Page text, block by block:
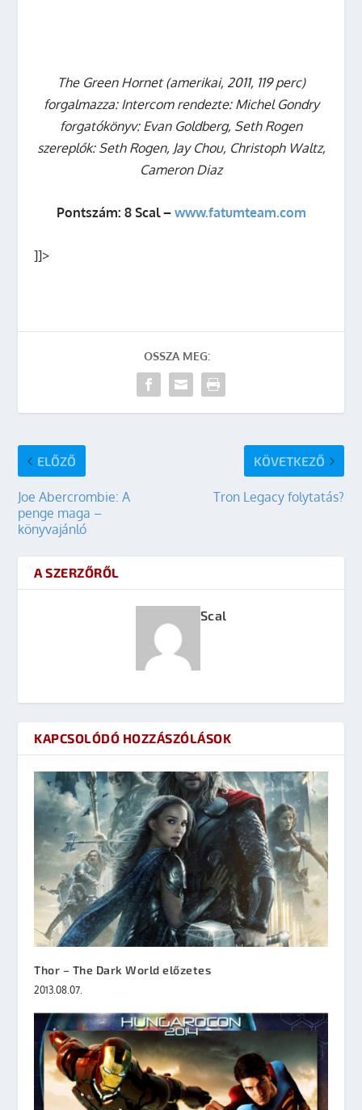
The Green Hornet (amerikai, 2011, 119 perc)
forgalmazza: Intercom rendezte: Michel Gondry
forgatókönyv: Evan Goldberg, Seth Rogen
szereplők: Seth Rogen, Jay Chou, Christoph Waltz,
Cameron Diaz
Pontszám: 8 Scal – www.fatumteam.com
]]>
OSSZA MEG:
ELŐZŐ
Joe Abercrombie: A
penge maga –
könyvajánló
KÖVETKEZŐ
Tron Legacy folytatás?
A SZERZŐRŐL
Scal
KAPCSOLÓDÓ HOZZÁSZÓLÁSOK
Thor – The Dark World előzetes
2013.08.07.